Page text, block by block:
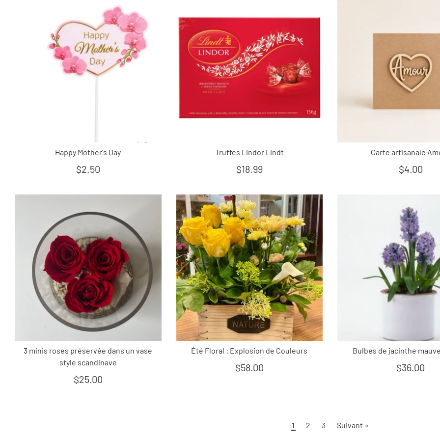
Happy Mother's Day
$2.50
Truffes Lindor Lindt
$18.99
Carte artisanale
$4.00
3 minis roses préservée dans un vase
style scandinave
$25.00
Été Floral : Explosion de Couleurs
$58.00
Bulbes de jacinthe
$36.00
1 2 3 Suivant »